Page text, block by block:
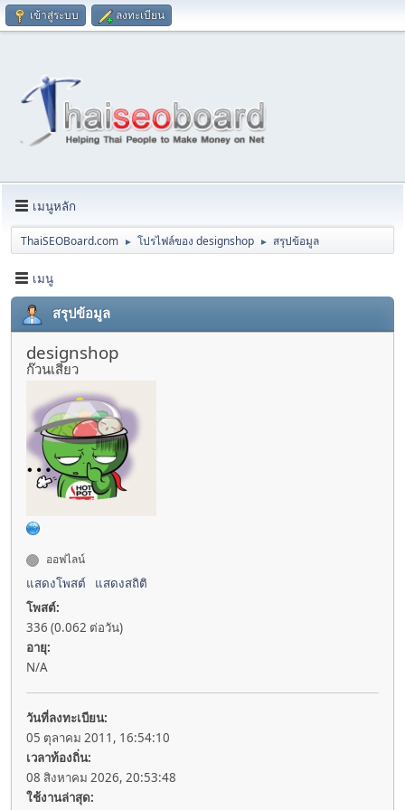
เข้าสู่ระบบ ลงทะเบียน
เมนูหลัก
ThaiSEOBoard.com ► โปรไฟล์ของ designshop ► สรุปข้อมูล
เมนู
สรุปข้อมูล
designshop
ก๊วนเสียว
ออฟไลน์
แสดงโพสต์
แสดงสถิติ
โพสต์:
336 (0.062 ต่อวัน)
อายุ:
N/A
วันที่ลงทะเบียน:
05 ตุลาคม 2011, 16:54:10
เวลาท้องถิ่น:
08 สิงหาคม 2026, 20:53:48
ใช้งานล่าสุด: